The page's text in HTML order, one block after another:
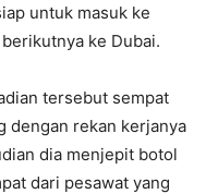
untuk masuk ke
ke Dubai.
tersebut sempat
dengan rekan kerjanya
dia menjepit botol
dari pesawat yang